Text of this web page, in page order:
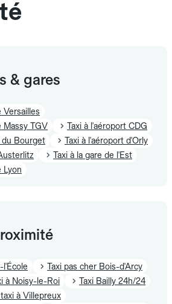
& gares
Versailles
Massy TGV
Taxi à l'aéroport CDG
du Bourget
Taxi à l'aéroport d'Orly
Taxi à la gare de l'Est
Lyon
l'École
Taxi pas cher Bois-d'Arcy
à Noisy-le-Roi
Taxi Bailly 24h/24
à Villepreux